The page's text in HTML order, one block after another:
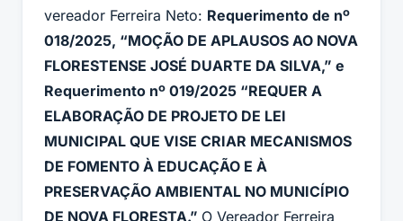
vereador Ferreira Neto: Requerimento de nº
018/2025, “MOÇÃO DE APLAUSOS AO NOVA
FLORESTENSE JOSÉ DUARTE DA SILVA,” e
Requerimento nº 019/2025 “REQUER A
ELABORAÇÃO DE PROJETO DE LEI
MUNICIPAL QUE VISE CRIAR MECANISMOS
DE FOMENTO À EDUCAÇÃO E À
PRESERVAÇÃO AMBIENTAL NO MUNICÍPIO
DE NOVA FLORESTA.” O Vereador Ferreira